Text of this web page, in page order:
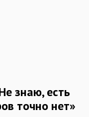
знаю, есть
точно нет»